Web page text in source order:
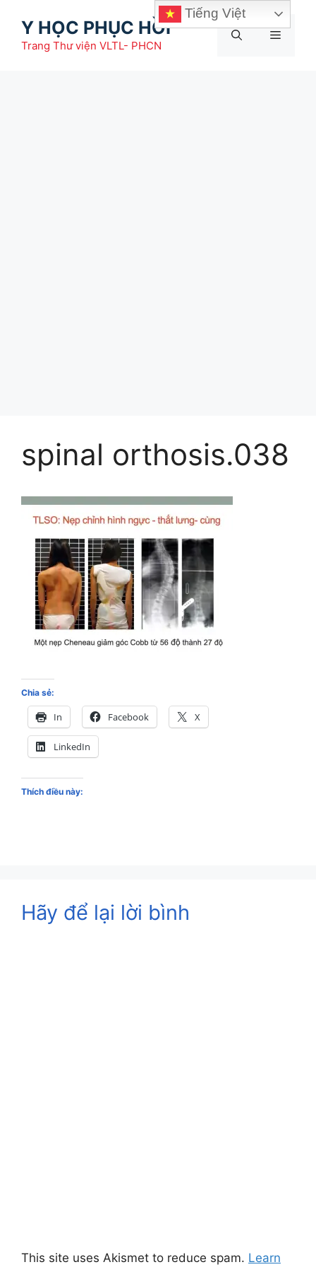
Y HỌC PHỤC HỒI
Trang Thư viện VLTL- PHCN
Menu
spinal orthosis.038
Chia sẻ:
In Facebook X
LinkedIn
Thích điều này:
Hãy để lại lời bình
This site uses Akismet to reduce spam. Learn
Tiếng Việt